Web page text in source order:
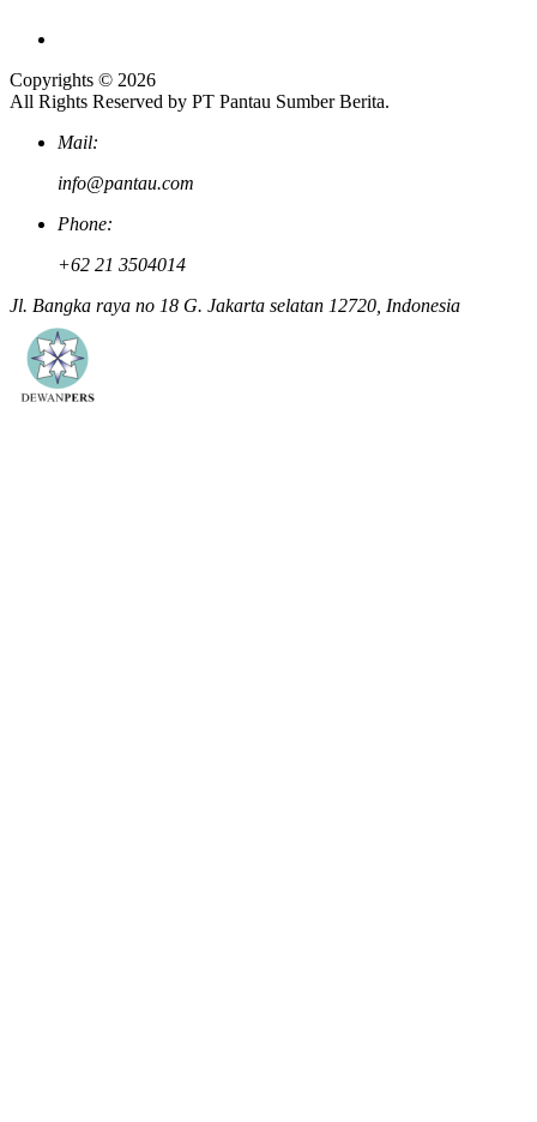
Copyrights © 2026
All Rights Reserved by PT Pantau Sumber Berita.
Mail:
info@pantau.com
Phone:
+62 21 3504014
Jl. Bangka raya no 18 G. Jakarta selatan 12720, Indonesia